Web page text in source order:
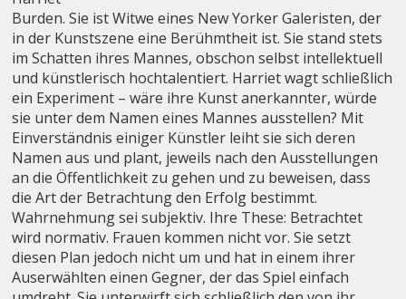
Burden. Sie ist Witwe eines New Yorker Galeristen, der
in der Kunstszene eine Berühmtheit ist. Sie stand stets
im Schatten ihres Mannes, obschon selbst intellektuell
und künstlerisch hochtalentiert. Harriet wagt schließlich
ein Experiment – wäre ihre Kunst anerkannter, würde
sie unter dem Namen eines Mannes ausstellen? Mit
Einverständnis einiger Künstler leiht sie sich deren
Namen aus und plant, jeweils nach den Ausstellungen
an die Öffentlichkeit zu gehen und zu beweisen, dass
die Art der Betrachtung den Erfolg bestimmt.
Wahrnehmung sei subjektiv. Ihre These: Betrachtet
wird normativ. Frauen kommen nicht vor. Sie setzt
diesen Plan jedoch nicht um und hat in einem ihrer
Auserwählten einen Gegner, der das Spiel einfach